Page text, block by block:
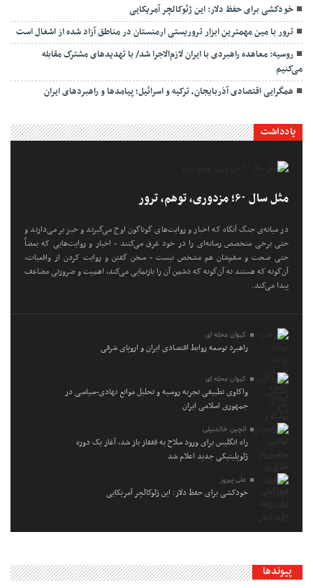
خودکشی برای حفظ دلار: این ژئوکالچر آمریکایی
ترور با مین مهمترین ابزار تروریستی ارمنستان در مناطق آزاد شده از اشغال است
روسیه: معاهده راهبردی با ایران لازم‌الاجرا شد/ با تهدیدهای مشترک مقابله
می‌کنیم
همگرایی اقتصادی آذربایجان، ترکیه و اسرائیل؛ پیامدها و راهبردهای ایران
یادداشت
مثل سال ۶۰؛ مزدوری، توهم، ترور
در میانه‌ی جنگ آنگاه که اخبار و روایت‌های گوناگون اوج می‌گیرند و خیز بر می‌دارند و
حتی برخی متخصص رسانه‌ای را در خود غرق می‌کنند - اخبار و روایت‌هایی که بعضاً
حتی صحت و سقم‌شان هم مشخص نیست - سخن گفتن و روایت کردن از واقعیات،
آن‌گونه که هستند نه آن‌گونه که دشمن آن را بازنمایی می‌کند، اهمیت و ضرورتی مضاعف
پیدا می‌کند.
کیوان محله ای
راهبرد توسعه روابط اقتصادی ایران و اروپای شرقی
کیوان محله ای
واکاوی تطبیقی تجربه روسیه و تحلیل موانع نهادی-سیاسی در
جمهوری اسلامی ایران
الچین خالدبیلی
راه انگلیس برای ورود سلاح به قفقاز باز شد، آغاز یک دوره
ژئوپلیتیکی جدید اعلام شد
علی پیروز
خودکشی برای حفظ دلار: این ژئوکالچر آمریکایی
پیوندها